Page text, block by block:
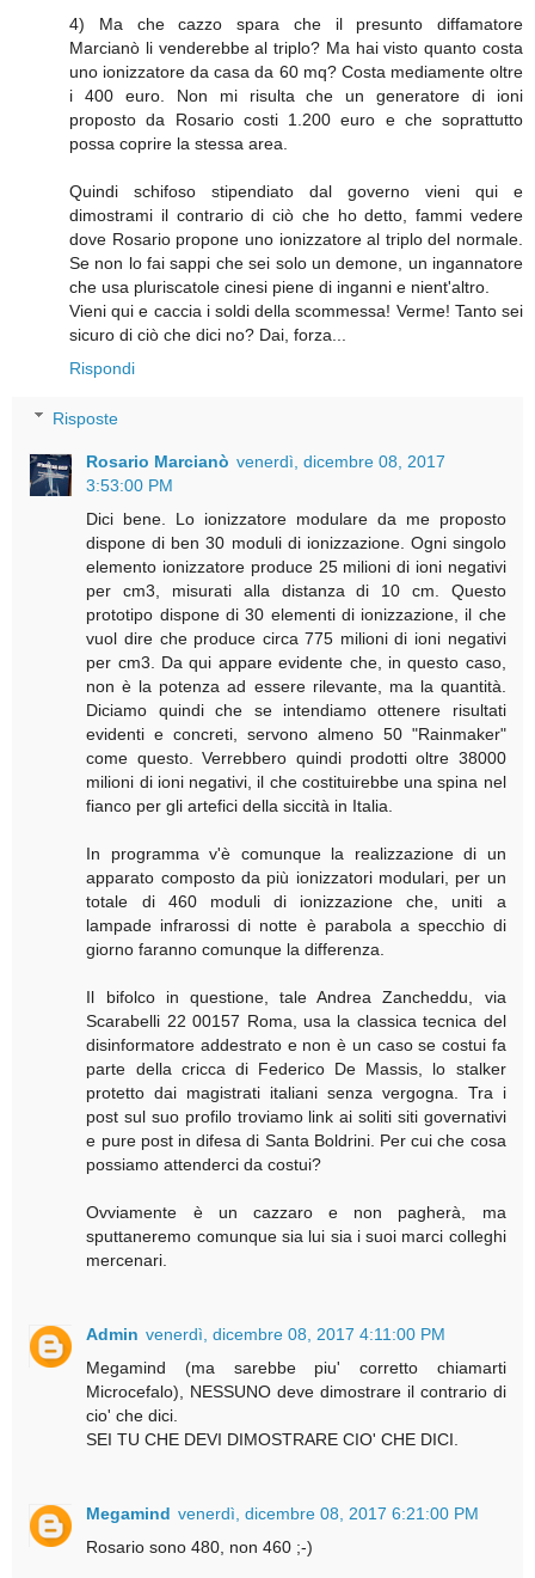
4) Ma che cazzo spara che il presunto diffamatore
Marcianò li venderebbe al triplo? Ma hai visto quanto costa
uno ionizzatore da casa da 60 mq? Costa mediamente oltre
i 400 euro. Non mi risulta che un generatore di ioni
proposto da Rosario costi 1.200 euro e che soprattutto
possa coprire la stessa area.
Quindi schifoso stipendiato dal governo vieni qui e
dimostrami il contrario di ciò che ho detto, fammi vedere
dove Rosario propone uno ionizzatore al triplo del normale.
Se non lo fai sappi che sei solo un demone, un ingannatore
che usa pluriscatole cinesi piene di inganni e nient'altro.
Vieni qui e caccia i soldi della scommessa! Verme! Tanto sei
sicuro di ciò che dici no? Dai, forza...
Rispondi
Risposte
Rosario Marcianò venerdì, dicembre 08, 2017
3:53:00 PM
Dici bene. Lo ionizzatore modulare da me proposto
dispone di ben 30 moduli di ionizzazione. Ogni singolo
elemento ionizzatore produce 25 milioni di ioni negativi
per cm3, misurati alla distanza di 10 cm. Questo
prototipo dispone di 30 elementi di ionizzazione, il che
vuol dire che produce circa 775 milioni di ioni negativi
per cm3. Da qui appare evidente che, in questo caso,
non è la potenza ad essere rilevante, ma la quantità.
Diciamo quindi che se intendiamo ottenere risultati
evidenti e concreti, servono almeno 50 "Rainmaker"
come questo. Verrebbero quindi prodotti oltre 38000
milioni di ioni negativi, il che costituirebbe una spina nel
fianco per gli artefici della siccità in Italia.
In programma v'è comunque la realizzazione di un
apparato composto da più ionizzatori modulari, per un
totale di 460 moduli di ionizzazione che, uniti a
lampade infrarossi di notte è parabola a specchio di
giorno faranno comunque la differenza.
Il bifolco in questione, tale Andrea Zancheddu, via
Scarabelli 22 00157 Roma, usa la classica tecnica del
disinformatore addestrato e non è un caso se costui fa
parte della cricca di Federico De Massis, lo stalker
protetto dai magistrati italiani senza vergogna. Tra i
post sul suo profilo troviamo link ai soliti siti governativi
e pure post in difesa di Santa Boldrini. Per cui che cosa
possiamo attenderci da costui?
Ovviamente è un cazzaro e non pagherà, ma
sputtaneremo comunque sia lui sia i suoi marci colleghi
mercenari.
Admin venerdì, dicembre 08, 2017 4:11:00 PM
Megamind (ma sarebbe piu' corretto chiamarti
Microcefalo), NESSUNO deve dimostrare il contrario di
cio' che dici.
SEI TU CHE DEVI DIMOSTRARE CIO' CHE DICI.
Megamind venerdì, dicembre 08, 2017 6:21:00 PM
Rosario sono 480, non 460 ;-)